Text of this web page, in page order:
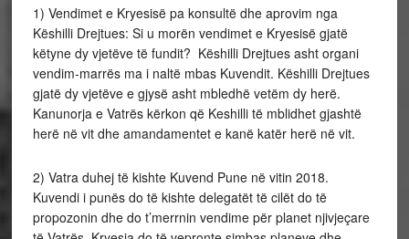
1) Vendimet e Kryesisë pa konsultë dhe aprovim nga
Këshilli Drejtues: Si u morën vendimet e Kryesisë gjatë
këtyne dy vjetëve të fundit? Këshilli Drejtues asht organi
vendim-marrës ma i naltë mbas Kuvendit. Këshilli Drejtues
gjatë dy vjetëve e gjysë asht mbledhë vetëm dy herë.
Kanunorja e Vatrës kërkon që Keshilli të mblidhet gjashtë
herë në vit dhe amandamentet e kanë katër herë në vit.
2) Vatra duhej të kishte Kuvend Pune në vitin 2018.
Kuvendi i punës do të kishte delegatët të cilët do të
propozonin dhe do t’merrnin vendime për planet njivjeçare